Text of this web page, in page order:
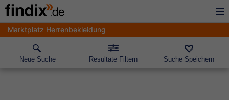
Marktplatz Herrenbekleidung
Neue Suche Resultate Filtern Suche Speichern